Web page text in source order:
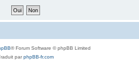
® Forum Software © phpBB Limited
parphpBB-fr.com